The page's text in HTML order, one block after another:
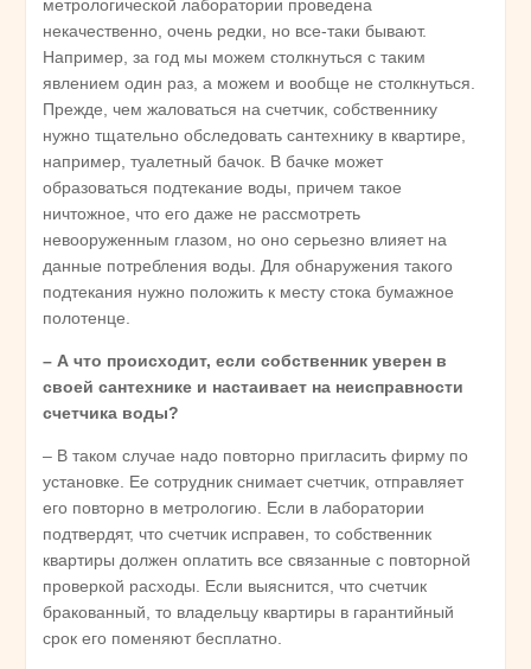
метрологической лаборатории проведена
некачественно, очень редки, но все-таки бывают.
Например, за год мы можем столкнуться с таким
явлением один раз, а можем и вообще не столкнуться.
Прежде, чем жаловаться на счетчик, собственнику
нужно тщательно обследовать сантехнику в квартире,
например, туалетный бачок. В бачке может
образоваться подтекание воды, причем такое
ничтожное, что его даже не рассмотреть
невооруженным глазом, но оно серьезно влияет на
данные потребления воды. Для обнаружения такого
подтекания нужно положить к месту стока бумажное
полотенце.
– А что происходит, если собственник уверен в
своей сантехнике и настаивает на неисправности
счетчика воды?
– В таком случае надо повторно пригласить фирму по
установке. Ее сотрудник снимает счетчик, отправляет
его повторно в метрологию. Если в лаборатории
подтвердят, что счетчик исправен, то собственник
квартиры должен оплатить все связанные с повторной
проверкой расходы. Если выяснится, что счетчик
бракованный, то владельцу квартиры в гарантийный
срок его поменяют бесплатно.